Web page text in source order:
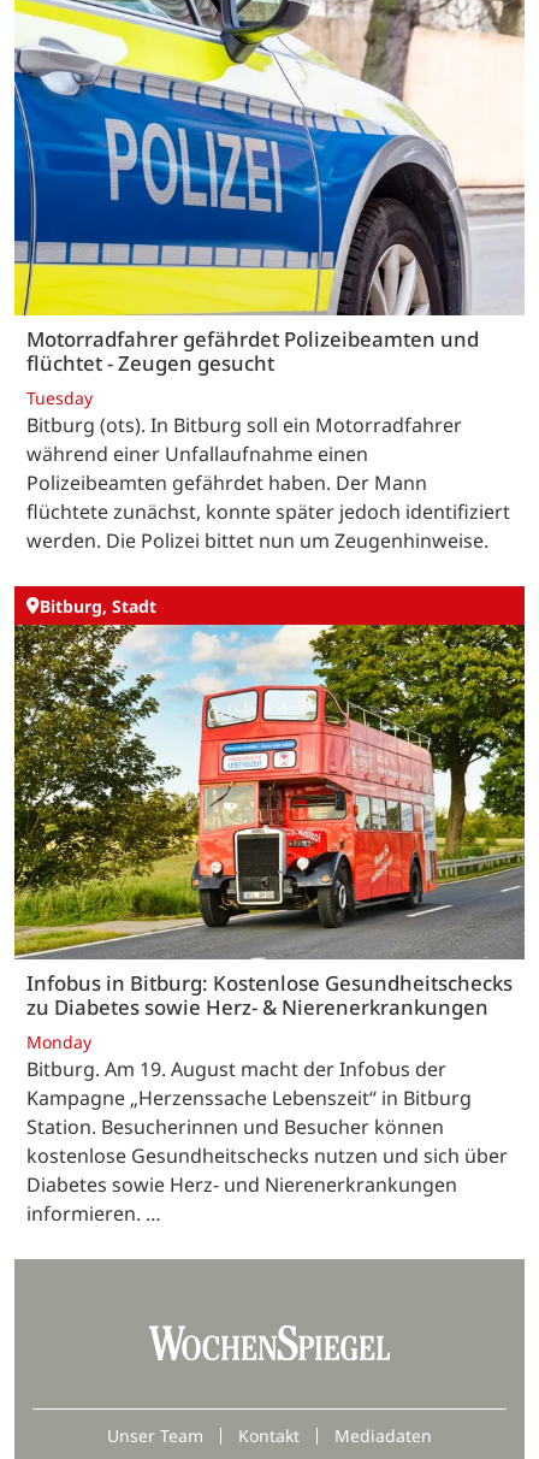
Motorradfahrer gefährdet Polizeibeamten und
flüchtet - Zeugen gesucht
Tuesday
Bitburg (ots). In Bitburg soll ein Motorradfahrer
während einer Unfallaufnahme einen
Polizeibeamten gefährdet haben. Der Mann
flüchtete zunächst, konnte später jedoch identifiziert
werden. Die Polizei bittet nun um Zeugenhinweise.
Bitburg, Stadt
Infobus in Bitburg: Kostenlose Gesundheitschecks
zu Diabetes sowie Herz- & Nierenerkrankungen
Monday
Bitburg. Am 19. August macht der Infobus der
Kampagne „Herzenssache Lebenszeit“ in Bitburg
Station. Besucherinnen und Besucher können
kostenlose Gesundheitschecks nutzen und sich über
Diabetes sowie Herz- und Nierenerkrankungen
informieren. …
Unser Team Kontakt Mediadaten